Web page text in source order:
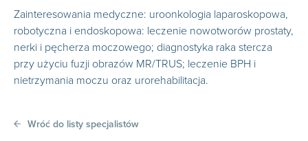
Zainteresowania medyczne: uroonkologia laparoskopowa,
robotyczna i endoskopowa: leczenie nowotworów prostaty,
nerki i pęcherza moczowego; diagnostyka raka stercza
przy użyciu fuzji obrazów MR/TRUS; leczenie BPH i
nietrzymania moczu oraz urorehabilitacja.
Wróć do listy specjalistów